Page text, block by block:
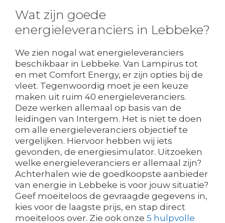
Wat zijn goede
energieleveranciers in Lebbeke?
We zien nogal wat energieleveranciers
beschikbaar in Lebbeke. Van Lampirus tot
en met Comfort Energy, er zijn opties bij de
vleet. Tegenwoordig moet je een keuze
maken uit ruim 40 energieleveranciers.
Deze werken allemaal op basis van de
leidingen van Intergem. Het is niet te doen
om alle energieleveranciers objectief te
vergelijken. Hiervoor hebben wij iets
gevonden, de energiesimulator. Uitzoeken
welke energieleveranciers er allemaal zijn?
Achterhalen wie de goedkoopste aanbieder
van energie in Lebbeke is voor jouw situatie?
Geef moeiteloos de gevraagde gegevens in,
kies voor de laagste prijs, en stap direct
moeiteloos over. Zie ook onze 5 hulpvolle